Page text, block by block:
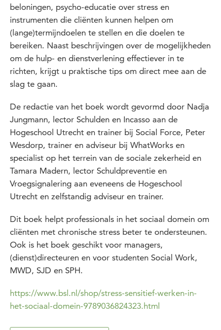
beloningen, psycho-educatie over stress en
instrumenten die cliënten kunnen helpen om
(lange)termijndoelen te stellen en die doelen te
bereiken. Naast beschrijvingen over de mogelijkheden
om de hulp- en dienstverlening effectiever in te
richten, krijgt u praktische tips om direct mee aan de
slag te gaan.
De redactie van het boek wordt gevormd door Nadja
Jungmann, lector Schulden en Incasso aan de
Hogeschool Utrecht en trainer bij Social Force, Peter
Wesdorp, trainer en adviseur bij WhatWorks en
specialist op het terrein van de sociale zekerheid en
Tamara Madern, lector Schuldpreventie en
Vroegsignalering aan eveneens de Hogeschool
Utrecht en zelfstandig adviseur en trainer.
Dit boek helpt professionals in het sociaal domein om
cliënten met chronische stress beter te ondersteunen.
Ook is het boek geschikt voor managers,
(dienst)directeuren en voor studenten Social Work,
MWD, SJD en SPH.
https://www.bsl.nl/shop/stress-sensitief-werken-in-
het-sociaal-domein-9789036824323.html